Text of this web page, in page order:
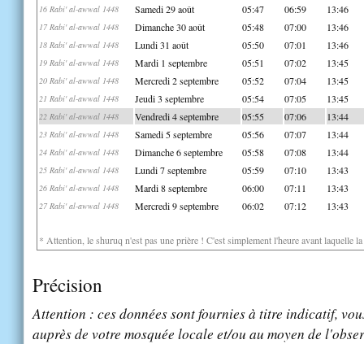
16 Rabi' al-awwal 1448 Samedi 29 août 05:47 06:59 13:46
17 Rabi' al-awwal 1448 Dimanche 30 août 05:48 07:00 13:46
18 Rabi' al-awwal 1448 Lundi 31 août 05:50 07:01 13:46
19 Rabi' al-awwal 1448 Mardi 1 septembre 05:51 07:02 13:45
20 Rabi' al-awwal 1448 Mercredi 2 septembre 05:52 07:04 13:45
21 Rabi' al-awwal 1448 Jeudi 3 septembre 05:54 07:05 13:45
22 Rabi' al-awwal 1448 Vendredi 4 septembre 05:55 07:06 13:44
23 Rabi' al-awwal 1448 Samedi 5 septembre 05:56 07:07 13:44
24 Rabi' al-awwal 1448 Dimanche 6 septembre 05:58 07:08 13:44
25 Rabi' al-awwal 1448 Lundi 7 septembre 05:59 07:10 13:43
26 Rabi' al-awwal 1448 Mardi 8 septembre 06:00 07:11 13:43
27 Rabi' al-awwal 1448 Mercredi 9 septembre 06:02 07:12 13:43
* Attention, le shuruq n'est pas une prière ! C'est simplement l'heure avant laquelle
Précision
Attention : ces données sont fournies à titre indicatif,
auprès de votre mosquée locale et/ou au moyen de